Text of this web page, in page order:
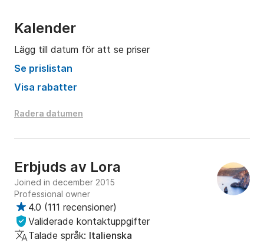
Kalender
Lägg till datum för att se priser
Se prislistan
Visa rabatter
Radera datumen
Erbjuds av Lora
Joined in december 2015
Professional owner
4.0 (111 recensioner)
Validerade kontaktuppgifter
Talade språk: Italienska